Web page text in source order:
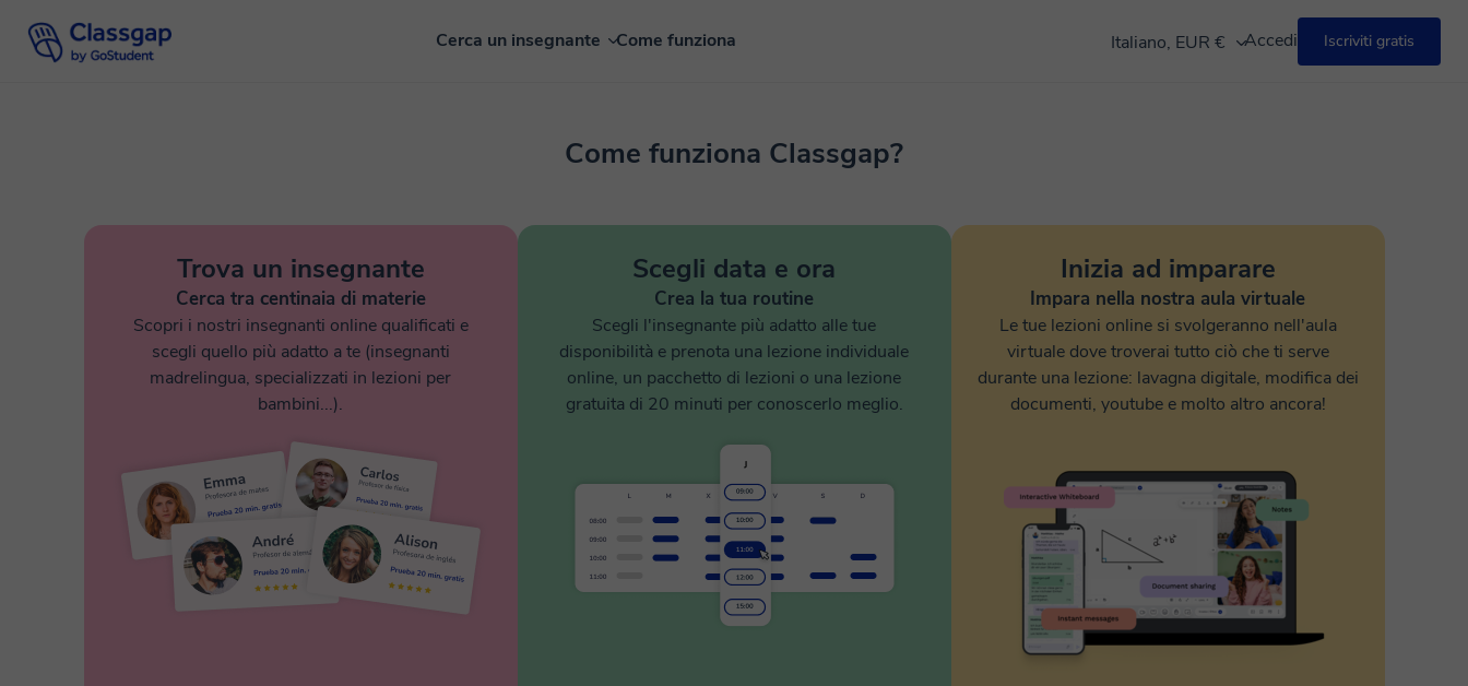
Cerca un insegnante Come funziona Italiano, EUR € Accedi Iscriviti gratis
Come funziona Classgap?
Trova un insegnante
Cerca tra centinaia di materie
Scopri i nostri insegnanti online qualificati e
scegli quello più adatto a te (insegnanti
madrelingua, specializzati in lezioni per
bambini...).
Scegli data e ora
Crea la tua routine
Scegli l'insegnante più adatto alle tue
disponibilità e prenota una lezione individuale
online, un pacchetto di lezioni o una lezione
gratuita di 20 minuti per conoscerlo meglio.
Inizia ad imparare
Impara nella nostra aula virtuale
Le tue lezioni online si svolgeranno nell'aula
virtuale dove troverai tutto ciò che ti serve
durante una lezione: lavagna digitale, modifica dei
documenti, youtube e molto altro ancora!